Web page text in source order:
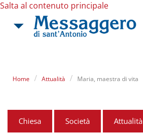
Salta al contenuto principale
Home Attualità Maria, maestra di vita
Chiesa Società Attualità